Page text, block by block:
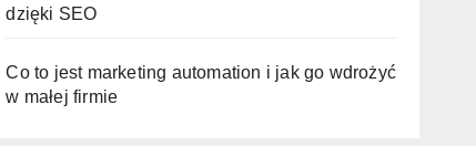
dzięki SEO
Co to jest marketing automation i jak go wdrożyć
w małej firmie